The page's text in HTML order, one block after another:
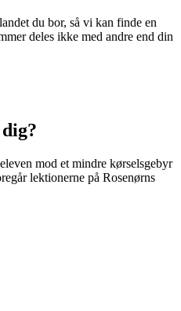
du bor, så vi kan finde en
deles ikke med andre end din
mod et mindre kørselsgebyr
lektionerne på Rosenørns